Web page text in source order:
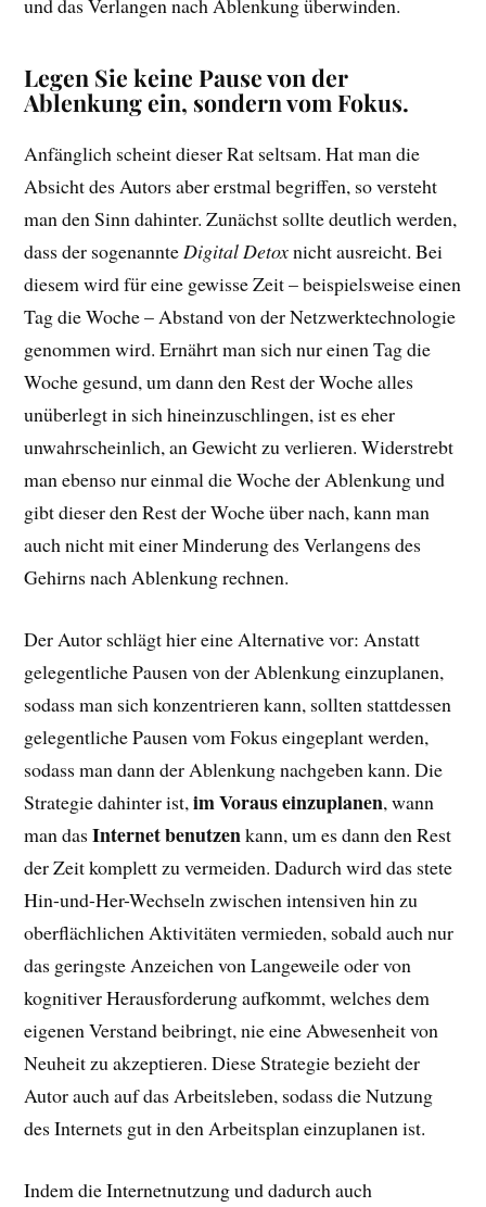
und das Verlangen nach Ablenkung überwinden.
Legen Sie keine Pause von der
Ablenkung ein, sondern vom Fokus.
Anfänglich scheint dieser Rat seltsam. Hat man die
Absicht des Autors aber erstmal begriffen, so versteht
man den Sinn dahinter. Zunächst sollte deutlich werden,
dass der sogenannteDigital Detoxnicht ausreicht. Bei
diesem wird für eine gewisse Zeit – beispielsweise einen
Tag die Woche – Abstand von der Netzwerktechnologie
genommen wird. Ernährt man sich nur einen Tag die
Woche gesund, um dann den Rest der Woche alles
unüberlegt in sich hineinzuschlingen, ist es eher
unwahrscheinlich, an Gewicht zu verlieren. Widerstrebt
man ebenso nur einmal die Woche der Ablenkung und
gibt dieser den Rest der Woche über nach, kann man
auch nicht mit einer Minderung des Verlangens des
Gehirns nach Ablenkung rechnen.
Der Autor schlägt hier eine Alternative vor: Anstatt
gelegentliche Pausen von der Ablenkung einzuplanen,
sodass man sich konzentrieren kann, sollten stattdessen
gelegentliche Pausen vom Fokus eingeplant werden,
sodass man dann der Ablenkung nachgeben kann. Die
Strategie dahinter ist,im Voraus einzuplanen, wann
man dasInternet benutzenkann, um es dann den Rest
der Zeit komplett zu vermeiden. Dadurch wird das stete
Hin-und-Her-Wechseln zwischen intensiven hin zu
oberflächlichen Aktivitäten vermieden, sobald auch nur
das geringste Anzeichen von Langeweile oder von
kognitiver Herausforderung aufkommt, welches dem
eigenen Verstand beibringt, nie eine Abwesenheit von
Neuheit zu akzeptieren. Diese Strategie bezieht der
Autor auch auf das Arbeitsleben, sodass die Nutzung
des Internets gut in den Arbeitsplan einzuplanen ist.
Indem die Internetnutzung und dadurch auch